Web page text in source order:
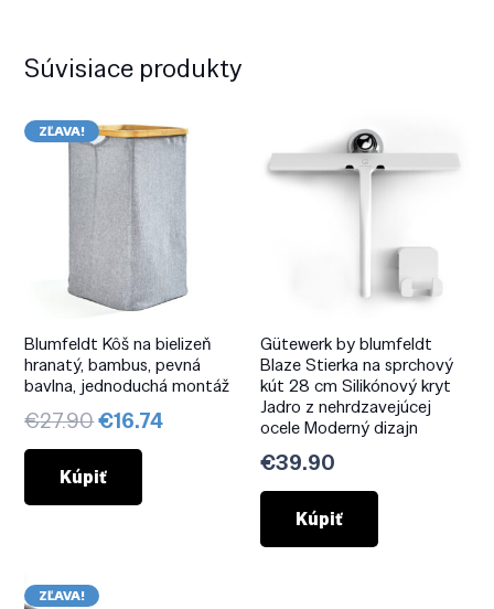
Súvisiace produkty
ZĽAVA!
Blumfeldt Kôš na bielizeň
hranatý, bambus, pevná
bavlna, jednoduchá montáž
€27.90Pôvodná
cena
bola:
€27.90.
€16.74Aktuálna
Kúpiť
Gütewerk by blumfeldt
Blaze Stierka na sprchový
kút 28 cm Silikónový kryt
Jadro z nehrdzavejúcej
ocele Moderný dizajn
€39.90
Kúpiť
ZĽAVA!